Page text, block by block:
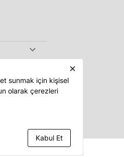
keyboard_arrow_down
close
sunmak için kişisel
olarak çerezleri
Kabul Et